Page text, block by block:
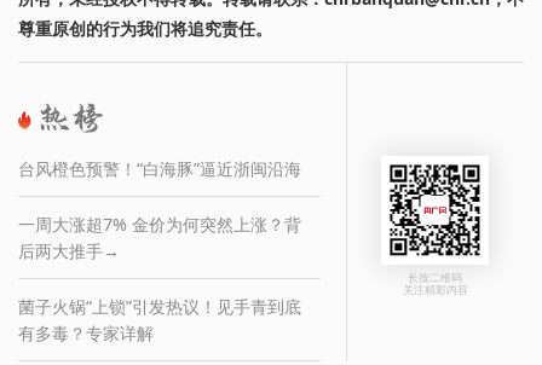
尊重原创的行为我们将追究责任。
台风橙色预警！“白海豚”逼近浙闽沿海
一周大涨超7% 金价为何突然上涨？背
后两大推手→
菌子火锅“上锁”引发热议！见手青到底
有多毒？专家详解
长按二维码
关注精彩内容